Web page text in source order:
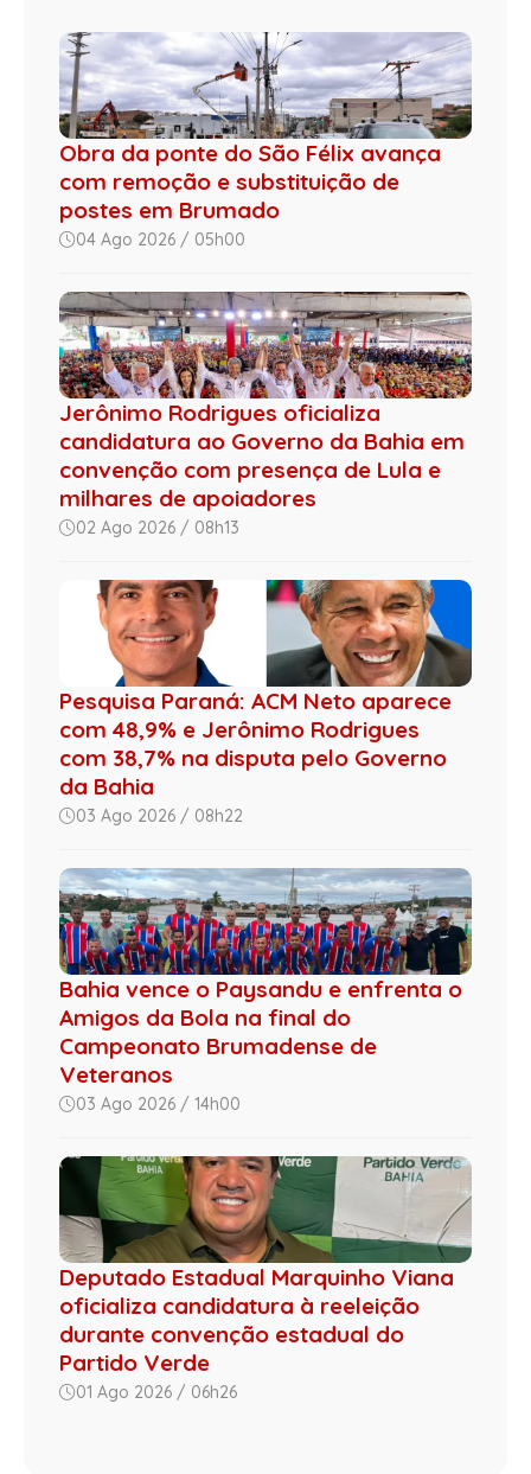
Obra da ponte do São Félix avança
com remoção e substituição de
postes em Brumado
04 Ago 2026 / 05h00
Jerônimo Rodrigues oficializa
candidatura ao Governo da Bahia em
convenção com presença de Lula e
milhares de apoiadores
02 Ago 2026 / 08h13
Pesquisa Paraná: ACM Neto aparece
com 48,9% e Jerônimo Rodrigues
com 38,7% na disputa pelo Governo
da Bahia
03 Ago 2026 / 08h22
Bahia vence o Paysandu e enfrenta o
Amigos da Bola na final do
Campeonato Brumadense de
Veteranos
03 Ago 2026 / 14h00
Deputado Estadual Marquinho Viana
oficializa candidatura à reeleição
durante convenção estadual do
Partido Verde
01 Ago 2026 / 06h26